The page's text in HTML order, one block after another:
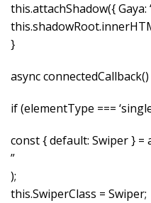
this.attachShadow({ Gaya:
}
async
if (elementType ===
const { default: Swiper } =
”
);
this.SwiperClass = Swiper;